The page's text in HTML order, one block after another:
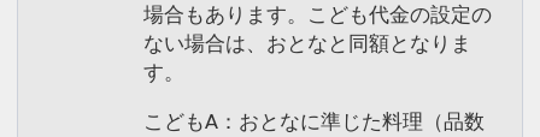
場合もあります。こども代金の設定の
ない場合は、おとなと同額となりま
す。
こどもA：おとなに準じた料理（品数